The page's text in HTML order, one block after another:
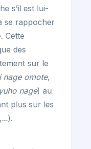
s’il est lui-
se rappocher
Cette
des
sur le
nage omote,
nage) au
plus sur les
,...).